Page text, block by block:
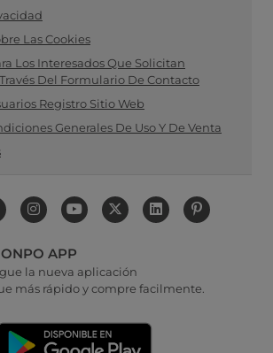
Las Cookies
Los Interesados Que Solicitan
Del Formulario De Contacto
Registro Sitio Web
Generales De Uso Y De Venta
APP
la nueva aplicación
más rápido y compre facilmente.